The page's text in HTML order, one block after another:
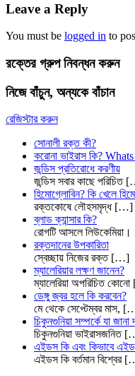
Leave a Reply
You must be logged in to
রক্তের গ্রুপ নিবন্ধন করুন
নিজে বাঁচুন, অন্যকে বাঁচান
রেজিস্টার করুন
সোনালী রক্ত কী?
করোনা ভাইরাস কি?
জন্ডিস প্রতিরোধে করণীয়
জন্ডিস সবার কাছে পরিচিত
হিমোগ্লোবিন? কি খেলে
রক্তকোষে লৌহসমৃদ্ধ […]
ব্লাড ক্যান্সার কি?
রোগটি আসলে লিউকেমিয়া।
রক্তদানের উপকারিতা
স্বেচ্ছায় নিজের রক্ত […]
ম্যালেরিয়ার লক্ষণ জানেন?
ম্যালেরিয়া অপরিচিত কোনো
ডেঙ্গু জ্বর হলে কি করবেন?
মে থেকে সেপ্টেম্বর মাস,
চিকুনগুনিয়া সম্পর্কে যা জানা
চিকুনগুনিয়া ভাইরাসজনিত
এইডস কি এবং কিভাবে
এইডস কি বর্তমান বিশ্বের